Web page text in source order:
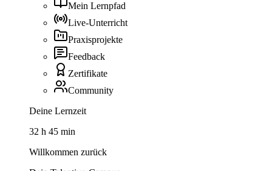
Mein Lernpfad
Live-Unterricht
Praxisprojekte
Feedback
Zertifikate
Community
Deine Lernzeit
32 h 45 min
Willkommen zurück